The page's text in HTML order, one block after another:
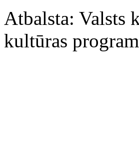
Atbalsta: Valsts
kultūras